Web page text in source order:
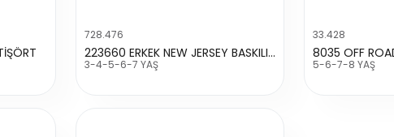
728.476
223660 ERKEK NEW JERSEY BASKILI TİŞÖRT
3-4-5-6-7 YAŞ
33.428
5-6-7-8 YAŞ